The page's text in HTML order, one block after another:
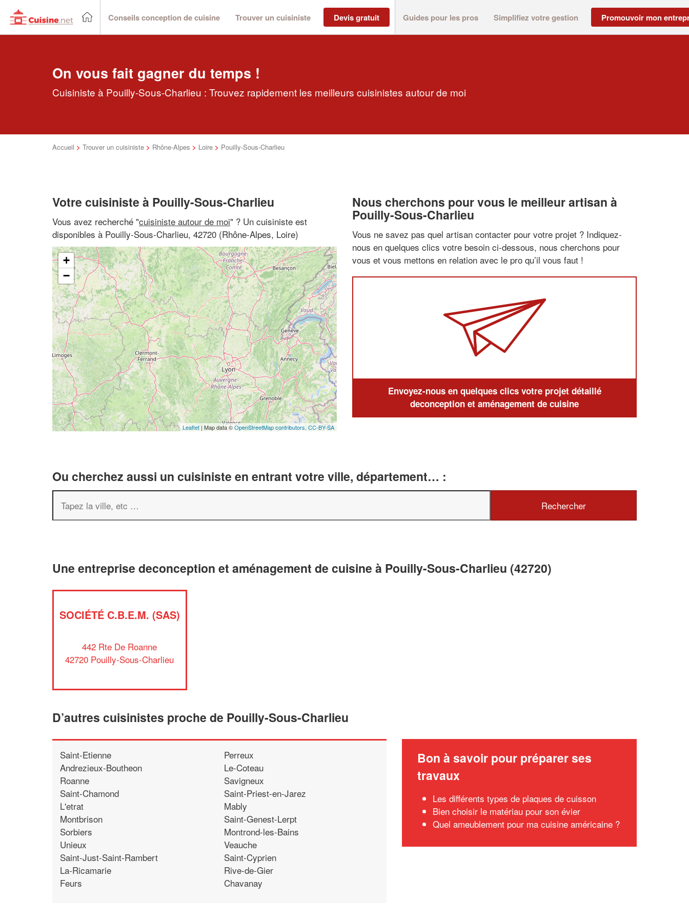
Conseils conception de cuisine Trouver un cuisiniste Devis gratuit Guides pour les pros Simplifiez votre gestion Promouvoir mon
On vous fait gagner du temps !
Cuisiniste à Pouilly-Sous-Charlieu : Trouvez rapidement les meilleurs cuisinistes autour de moi
Accueil > Trouver un cuisiniste > Rhône-Alpes > Loire > Pouilly-Sous-Charlieu
Votre cuisiniste à Pouilly-Sous-Charlieu
Vous avez recherché "cuisiniste autour de moi" ? Un cuisiniste est
disponibles à Pouilly-Sous-Charlieu, 42720 (Rhône-Alpes, Loire)
+
−
Leaflet | Map data ©OpenStreetMap contributors, CC-BY-SA
Nous cherchons pour vous le meilleur artisan à
Pouilly-Sous-Charlieu
Vous ne savez pas quel artisan contacter pour votre projet ? Indiquez-
nous en quelques clics votre besoin ci-dessous, nous cherchons pour
vous et vous mettons en relation avec le pro qu’il vous faut !
Envoyez-nous en quelques clics votre projet détaillé
deconception et aménagement de cuisine
Ou cherchez aussi un cuisiniste en entrant votre ville, département… :
Une entreprise deconception et aménagement de cuisine à Pouilly-Sous-Charlieu (42720)
SOCIÉTÉ C.B.E.M. (SAS)
442 Rte De Roanne
42720 Pouilly-Sous-Charlieu
D’autres cuisinistes proche de Pouilly-Sous-Charlieu
Saint-Etienne
Andrezieux-Boutheon
Roanne
Saint-Chamond
L'etrat
Montbrison
Sorbiers
Unieux
Saint-Just-Saint-Rambert
La-Ricamarie
Feurs
Perreux
Le-Coteau
Savigneux
Saint-Priest-en-Jarez
Mably
Saint-Genest-Lerpt
Montrond-les-Bains
Veauche
Saint-Cyprien
Rive-de-Gier
Chavanay
Bon à savoir pour préparer ses
travaux
Les différents types de plaques de cuisson
Bien choisir le matériau pour son évier
Quel ameublement pour ma cuisine américaine ?
Vous êtes un
vos